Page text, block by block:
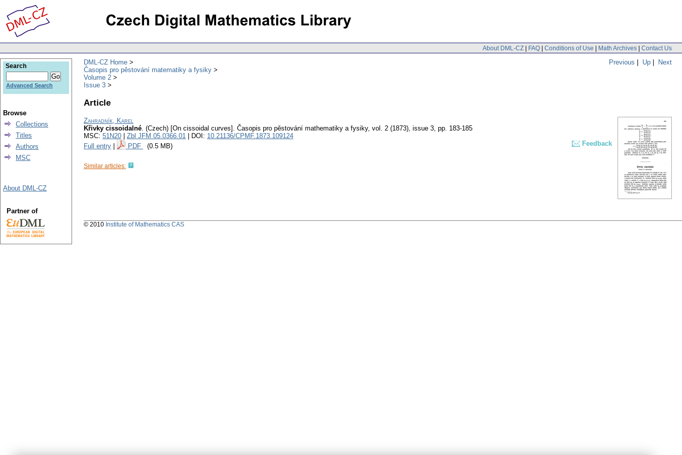
About DML-CZ | FAQ | Conditions of Use | Math Archives | Contact Us
Previous | Up | Next
DML-CZ Home
Časopis pro pěstování matematiky a fysiky
Volume 2
Issue 3
Article
Zahradník, Karel
Křivky cissoidalné. (Czech) [On cissoidal curves]. Časopis pro pěstování mathematiky a fysiky, vol. 2 (1873), issue 3, pp. 183-185
MSC: 51N20 Zbl JFM 05.0366.01 | DOI: 10.21136/CPMF.1873.109124
Full entry
PDF (0.5 MB) Feedback
Similar articles:
Search
Advanced Search
Browse
Collections
Titles
Authors
MSC
About DML-CZ
Partner of
© 2010 Institute of Mathematics CAS